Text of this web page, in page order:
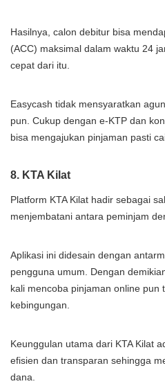
Hasilnya, calon debitur bisa
(ACC) maksimal dalam waktu 24
cepat dari itu.
Easycash tidak mensyaratkan
pun. Cukup dengan e-KTP dan
bisa mengajukan pinjaman pasti
8. KTA Kilat
Platform KTA Kilat hadir sebagai
menjembatani antara peminjam
Aplikasi ini didesain dengan
pengguna umum. Dengan
kali mencoba pinjaman online pun
kebingungan.
Keunggulan utama dari KTA Kilat
efisien dan transparan sehingga
dana.